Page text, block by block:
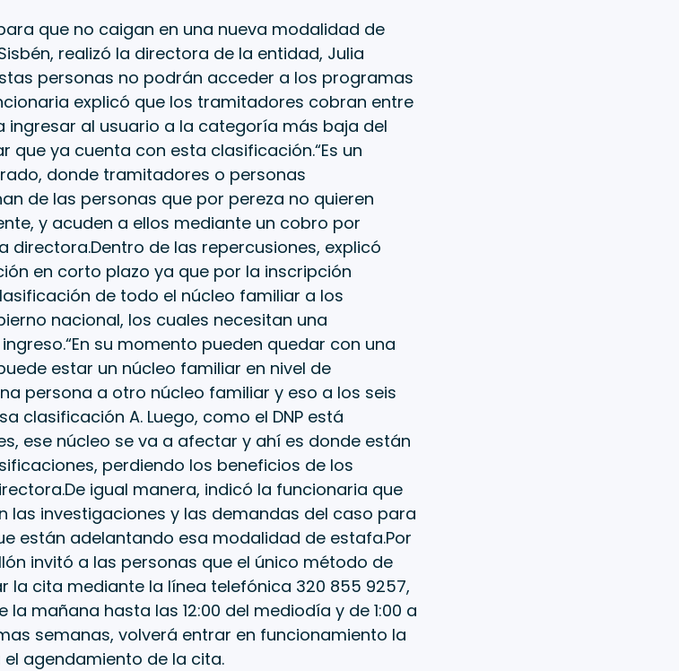
que no caigan en una nueva modalidad de
realizó la directora de la entidad, Julia
personas no podrán acceder a los programas
explicó que los tramitadores cobran entre
ingresar al usuario a la categoría más baja del
que ya cuenta con esta clasificación.“Es un
donde tramitadores o personas
de las personas que por pereza no quieren
y acuden a ellos mediante un cobro por
directora.Dentro de las repercusiones, explicó
en corto plazo ya que por la inscripción
de todo el núcleo familiar a los
nacional, los cuales necesitan una
su momento pueden quedar con una
estar un núcleo familiar en nivel de
persona a otro núcleo familiar y eso a los seis
clasificación A. Luego, como el DNP está
ese núcleo se va a afectar y ahí es donde están
perdiendo los beneficios de los
igual manera, indicó la funcionaria que
las investigaciones y las demandas del caso para
están adelantando esa modalidad de estafa.Por
invitó a las personas que el único método de
la cita mediante la línea telefónica 320 855 9257,
la mañana hasta las 12:00 del mediodía y de 1:00 a
semanas, volverá entrar en funcionamiento la
agendamiento de la cita.